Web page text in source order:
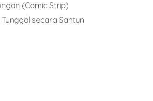
(Comic Strip)
secara Santun